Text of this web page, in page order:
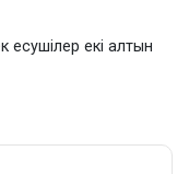
екі алтын